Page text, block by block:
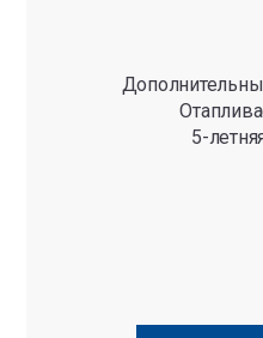
5-